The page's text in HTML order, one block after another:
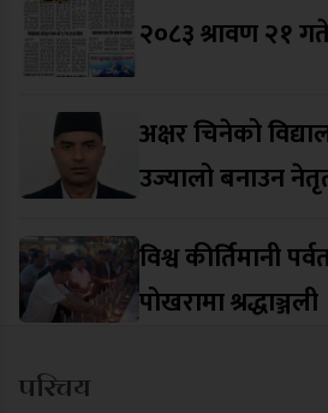
२०८३ श्रावण २१
अक्षर चिनेको
उज्यालो बनाउन
विश्व कीर्तिमानी
पोखरामा श्रद्धाञ्जली
परिचय